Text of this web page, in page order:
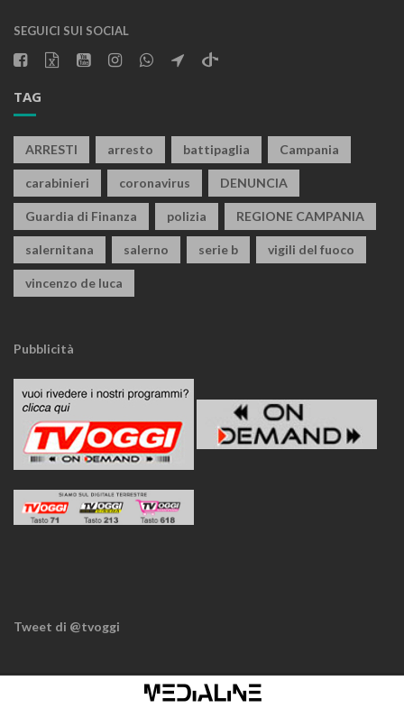
SEGUICI SUI SOCIAL
TAG
ARRESTI arresto battipaglia Campania
carabinieri coronavirus DENUNCIA
Guardia di Finanza polizia REGIONE CAMPANIA
salernitana salerno serie b vigili del fuoco
vincenzo de luca
Pubblicità
Tweet di @tvoggi